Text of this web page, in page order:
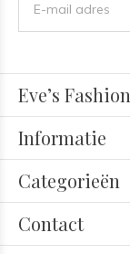
Eve’s Fashion
Informatie
Categorieën
Contact